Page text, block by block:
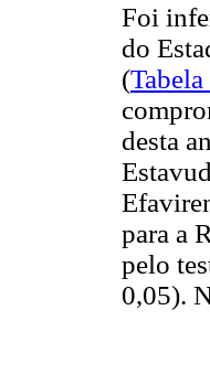
Foi
do
(Tabela
desta
para a
pelo
0,05).